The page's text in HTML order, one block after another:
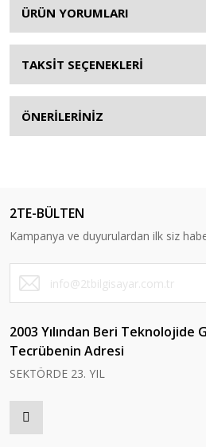
ÜRÜN YORUMLARI
TAKSİT SEÇENEKLERİ
ÖNERİLERİNİZ
2TE-BÜLTEN
Kampanya ve duyurulardan ilk siz
2003 Yılından Beri Teknolojide
Tecrübenin Adresi
SEKTÖRDE 23. YIL